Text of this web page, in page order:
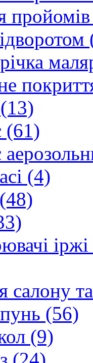
(61)
(4)
салону
(56)
(9)